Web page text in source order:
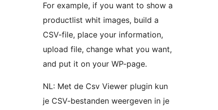
For example, if you want to show a
productlist whit images, build a
CSV-file, place your information,
upload file, change what you want,
and put it on your WP-page.
NL: Met de Csv Viewer plugin kun
je CSV-bestanden weergeven in je